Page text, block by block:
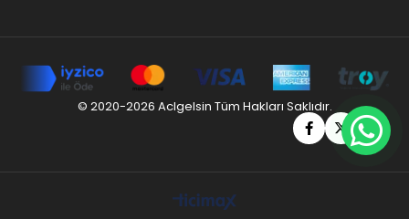
© 2020-2026 Aclgelsin Tüm Hakları Saklıdır.